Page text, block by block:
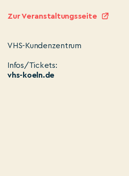
Zur Veranstaltungsseite
VHS-Kundenzentrum
Infos/Tickets:
vhs-koeln.de